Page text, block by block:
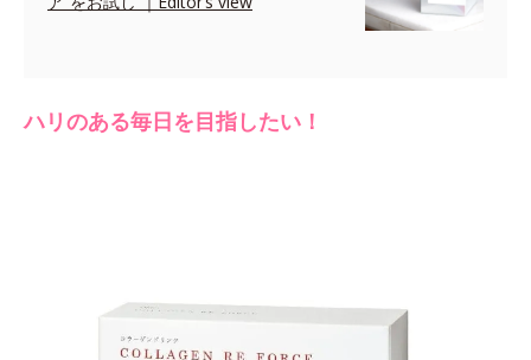
ハリのある毎日を目指したい！